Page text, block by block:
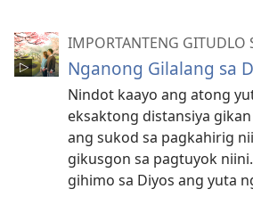
IMPORTANTENG GITUDLO
Nganong Gilalang sa
Nindot kaayo ang atong
eksaktong distansiya
ang sukod sa pagkahirig
gikusgon sa pagtuyok
gihimo sa Diyos ang yuta